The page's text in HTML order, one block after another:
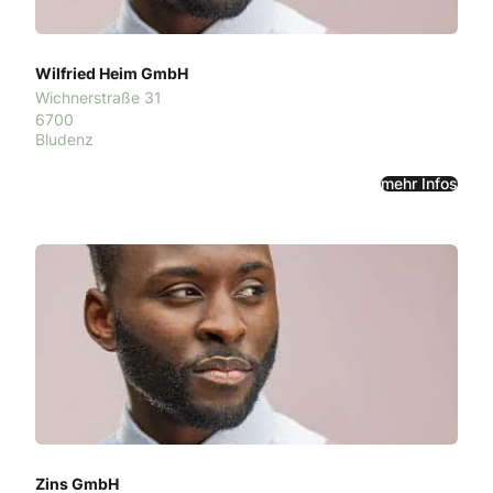
Wilfried Heim GmbH
Wichnerstraße 31
6700
Bludenz
mehr Infos
Zins GmbH